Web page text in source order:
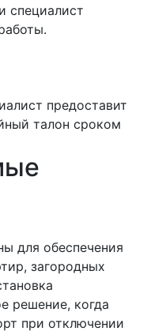
специалист
предоставит
талон сроком
для обеспечения
загородных
решение, когда
при отключении